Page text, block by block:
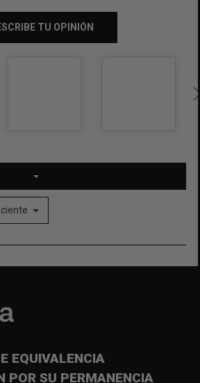
TU OPINIÓN
EQUIVALENCIA
POR SU PERMANENCIA